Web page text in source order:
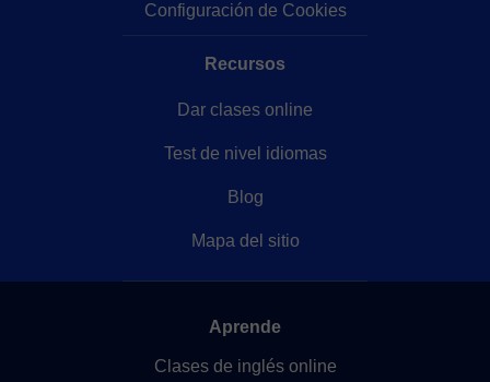
Configuración de Cookies
Recursos
Dar clases online
Test de nivel idiomas
Blog
Mapa del sitio
Aprende
Clases de inglés online